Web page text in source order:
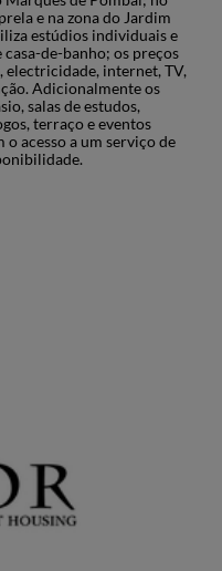
e na zona do Jardim
estúdios individuais e
de-banho; os preços
electricidade, internet, TV,
Adicionalmente os
salas de estudos,
terraço e eventos
acesso a um serviço de